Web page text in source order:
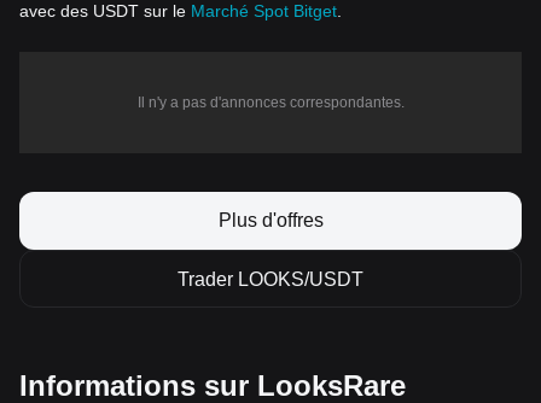
avec des USDT sur le Marché Spot Bitget
Il n'y a pas d'annonces correspondantes.
Plus d'offres
Trader LOOKS/USDT
Informations sur LooksRare